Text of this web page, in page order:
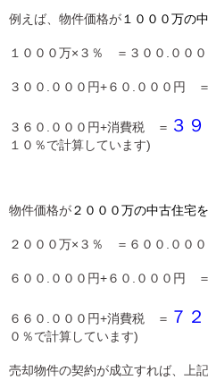
例えば、物件価格が１０００万の
１０００万×３％ ＝３００.０００
３００.０００円+６０.０００円
３６０.０００円+消費税 ＝ ３
１０％で計算しています)
物件価格が２０００万の中古住宅
２０００万×３％ ＝６００.０００
６００.０００円+６０.０００円
６６０.０００円+消費税 ＝ ７
０％で計算しています)
売却物件の契約が成立すれば、上